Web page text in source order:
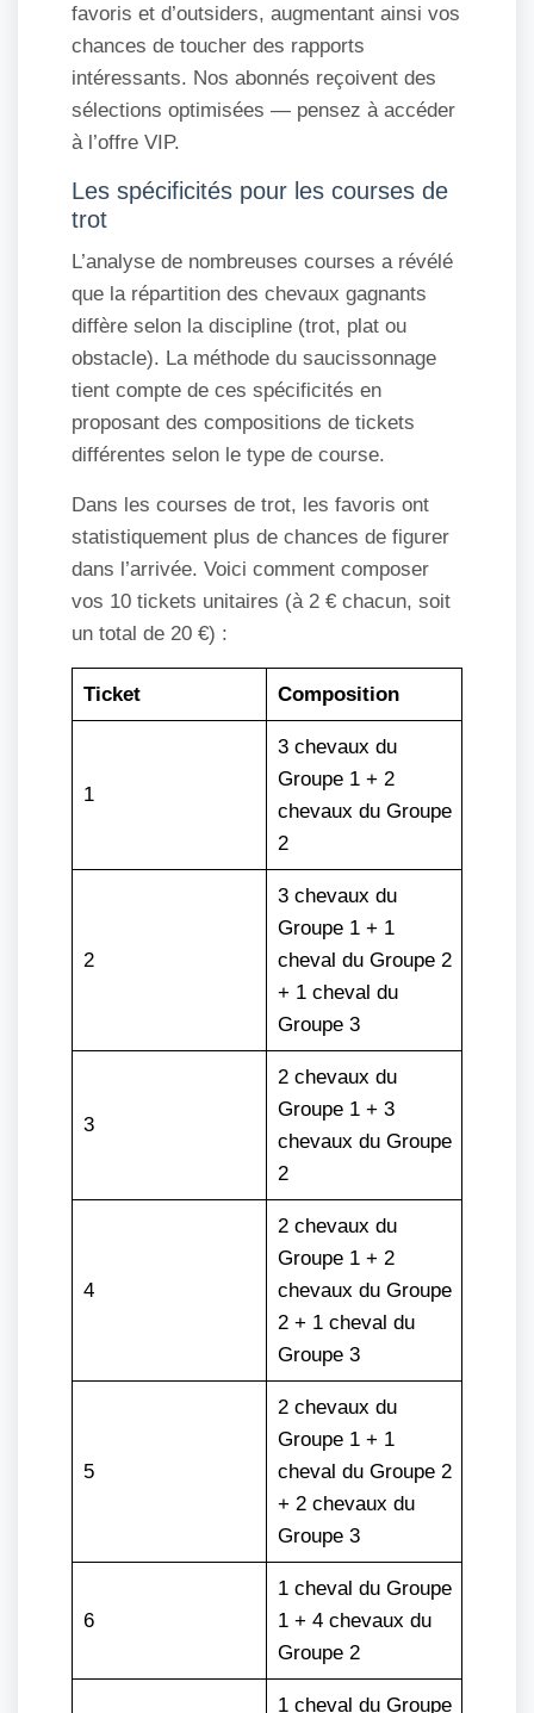
favoris et d’outsiders, augmentant ainsi vos
chances de toucher des rapports
intéressants. Nos abonnés reçoivent des
sélections optimisées — pensez à accéder
à l’offre VIP.
Les spécificités pour les courses de
trot
L’analyse de nombreuses courses a révélé
que la répartition des chevaux gagnants
diffère selon la discipline (trot, plat ou
obstacle). La méthode du saucissonnage
tient compte de ces spécificités en
proposant des compositions de tickets
différentes selon le type de course.
Dans les courses de trot, les favoris ont
statistiquement plus de chances de figurer
dans l’arrivée. Voici comment composer
vos 10 tickets unitaires (à 2 € chacun, soit
un total de 20 €) :
Ticket Composition
1
3 chevaux du
Groupe 1 + 2
chevaux du Groupe
2
2
3 chevaux du
Groupe 1 + 1
cheval du Groupe 2
+ 1 cheval du
Groupe 3
3
2 chevaux du
Groupe 1 + 3
chevaux du Groupe
2
4
2 chevaux du
Groupe 1 + 2
chevaux du Groupe
2 + 1 cheval du
Groupe 3
5
2 chevaux du
Groupe 1 + 1
cheval du Groupe 2
+ 2 chevaux du
Groupe 3
6
1 cheval du Groupe
1 + 4 chevaux du
Groupe 2
1 cheval du Groupe